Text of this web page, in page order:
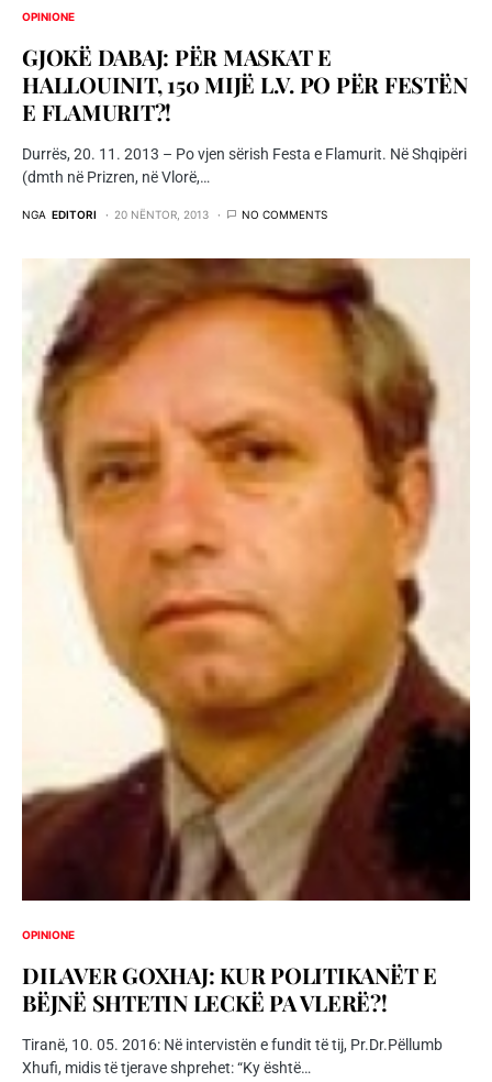
OPINIONE
GJOKË DABAJ: PËR MASKAT E
HALLOUINIT, 150 MIJË L.V. PO PËR FESTËN
E FLAMURIT?!
Durrës, 20. 11. 2013 – Po vjen sërish Festa e Flamurit. Në Shqipëri
(dmth në Prizren, në Vlorë,…
NGA EDITORI 20 NËNTOR, 2013 NO COMMENTS
OPINIONE
DILAVER GOXHAJ: KUR POLITIKANËT E
BËJNË SHTETIN LECKË PA VLERË?!
Tiranë, 10. 05. 2016: Në intervistën e fundit të tij, Pr.Dr.Pëllumb
Xhufi, midis të tjerave shprehet: “Ky është…